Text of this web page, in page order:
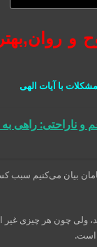
و
با آیات الهی
و ناراحتی: راهی
و امامان بیان
ولی چون هر چیزی غیر
است.